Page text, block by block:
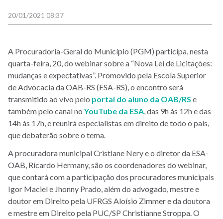
20/01/2021 08:37
A Procuradoria-Geral do Município (PGM) participa, nesta
quarta-feira, 20, do webinar sobre a “Nova Lei de Licitações:
mudanças e expectativas”. Promovido pela Escola Superior
de Advocacia da OAB-RS (ESA-RS), o encontro será
transmitido ao vivo pelo portal do aluno da OAB/RS e
também pelo canal no YouTube da ESA , das 9h às 12h e das
14h às 17h, e reunirá especialistas em direito de todo o país,
que debaterão sobre o tema.
A procuradora municipal Cristiane Nery e o diretor da ESA-
OAB, Ricardo Hermany, são os coordenadores do webinar,
que contará com a participação dos procuradores municipais
Igor Maciel e Jhonny Prado, além do advogado, mestre e
doutor em Direito pela UFRGS Aloísio Zimmer e da doutora
e mestre em Direito pela PUC/SP Christianne Stroppa. O